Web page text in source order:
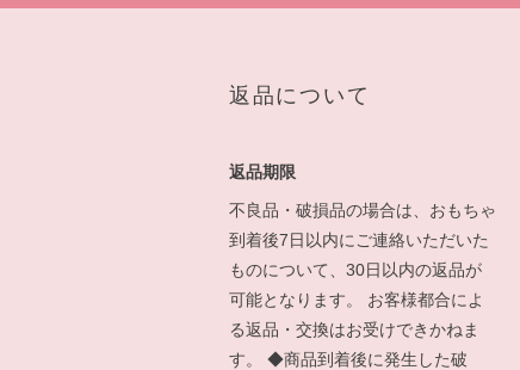
返品について
返品期限
不良品・破損品の場合は、おもちゃ
到着後7日以内にご連絡いただいた
ものについて、30日以内の返品が
可能となります。 お客様都合によ
る返品・交換はお受けできかねま
す。 ◆商品到着後に発生した破